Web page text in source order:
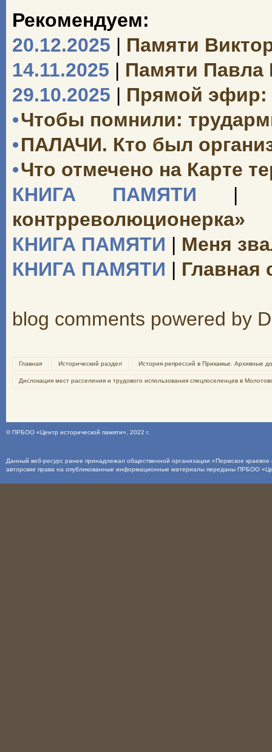
Рекомендуем:
20.12.2025 | Памяти
14.11.2025 | Памяти Павла
29.10.2025 | Прямой эфир:
•Чтобы помнили:
•ПАЛАЧИ. Кто был
•Что отмечено на Карте
КНИГА ПАМЯТИ
|
контрреволюционерка»
КНИГА ПАМЯТИ | Меня
КНИГА ПАМЯТИ | Главная
blog comments powered by
Главная Исторический раздел История репрессий в Прикамье. Архивные
Дислокация мест расселения и трудового использования спецпоселенцев в
©ПРБОО «Центр исторической памяти» , 2022 г.
Данный веб-ресурс ранее принадлежал общественной организации «Пермское
авторские права на опубликованные информационные материалы переданы ПРБОО